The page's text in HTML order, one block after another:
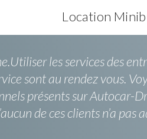
Location
les services des
sont au rendez vous.
présents sur
de ces clients n’a